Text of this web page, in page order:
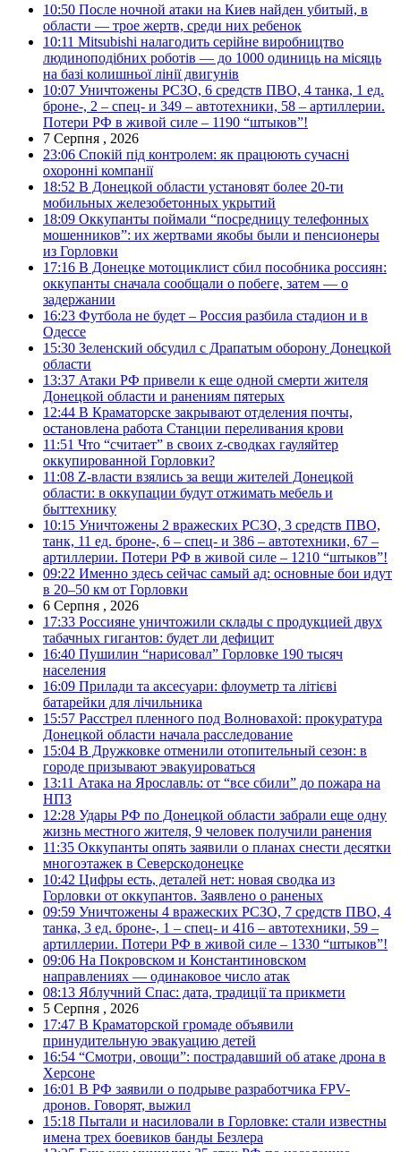
10:50 После ночной атаки на Киев найден убитый, в
области — трое жертв, среди них ребенок
10:11 Mitsubishi налагодить серійне виробництво
людиноподібних роботів — до 1000 одиниць на місяць
на базі колишньої лінії двигунів
10:07 Уничтожены РСЗО, 6 средств ПВО, 4 танка, 1 ед.
броне-, 2 – спец- и 349 – автотехники, 58 – артиллерии.
Потери РФ в живой силе – 1190 “штыков”!
7 Серпня , 2026
23:06 Спокій під контролем: як працюють сучасні
охоронні компанії
18:52 В Донецкой области установят более 20-ти
мобильных железобетонных укрытий
18:09 Оккупанты поймали “посредницу телефонных
мошенников”: их жертвами якобы были и пенсионеры
из Горловки
17:16 В Донецке мотоциклист сбил пособника россиян:
оккупанты сначала сообщали о побеге, затем — о
задержании
16:23 Футбола не будет – Россия разбила стадион и в
Одессе
15:30 Зеленский обсудил с Драпатым оборону Донецкой
области
13:37 Атаки РФ привели к еще одной смерти жителя
Донецкой области и ранениям пятерых
12:44 В Краматорске закрывают отделения почты,
остановлена работа Станции переливания крови
11:51 Что “считает” в своих z-сводках гауляйтер
оккупированной Горловки?
11:08 Z-власти взялись за вещи жителей Донецкой
области: в оккупации будут отжимать мебель и
быттехнику
10:15 Уничтожены 2 вражеских РСЗО, 3 средств ПВО,
танк, 11 ед. броне-, 6 – спец- и 386 – автотехники, 67 –
артиллерии. Потери РФ в живой силе – 1210 “штыков”!
09:22 Именно здесь сейчас самый ад: основные бои идут
в 20–50 км от Горловки
6 Серпня , 2026
17:33 Россияне уничтожили склады с продукцией двух
табачных гигантов: будет ли дефицит
16:40 Пушилин “нарисовал” Горловке 190 тысяч
населения
16:09 Прилади та аксесуари: флоуметр та літієві
батарейки для лічильника
15:57 Расстрел пленного под Волновахой: прокуратура
Донецкой области начала расследование
15:04 В Дружковке отменили отопительный сезон: в
городе призывают эвакуироваться
13:11 Атака на Ярославль: от “все сбили” до пожара на
НПЗ
12:28 Удары РФ по Донецкой области забрали еще одну
жизнь местного жителя, 9 человек получили ранения
11:35 Оккупанты опять заявили о планах снести десятки
многоэтажек в Северскодонецке
10:42 Цифры есть, деталей нет: новая сводка из
Горловки от оккупантов. Заявлено о раненых
09:59 Уничтожены 4 вражеских РСЗО, 7 средств ПВО, 4
танка, 3 ед. броне-, 1 – спец- и 416 – автотехники, 59 –
артиллерии. Потери РФ в живой силе – 1330 “штыков”!
09:06 На Покровском и Константиновском
направлениях — одинаковое число атак
08:13 Яблучний Спас: дата, традиції та прикмети
5 Серпня , 2026
17:47 В Краматорской громаде объявили
принудительную эвакуацию детей
16:54 “Смотри, овощи”: пострадавший об атаке дрона в
Херсоне
16:01 В РФ заявили о подрыве разработчика FPV-
дронов. Говорят, выжил
15:18 Пытали и насиловали в Горловке: стали известны
имена трех боевиков банды Безлера